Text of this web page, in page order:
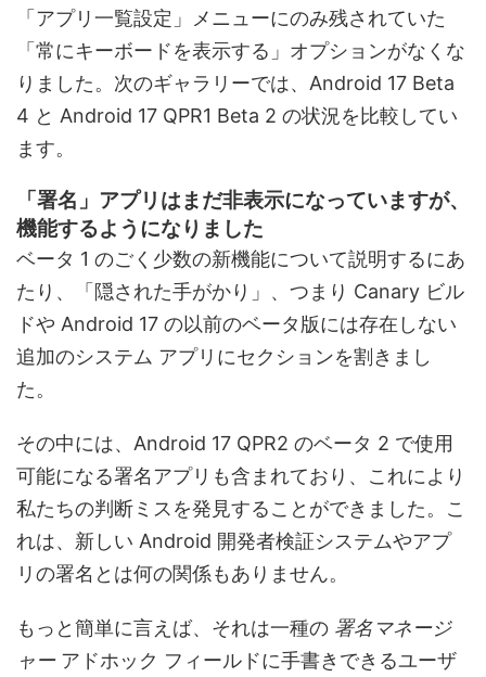
「アプリ一覧設定」メニューにのみ残されていた
「常にキーボードを表示する」オプションがなくな
りました。次のギャラリーでは、Android 17 Beta
4 と Android 17 QPR1 Beta 2 の状況を比較してい
ます。
「署名」アプリはまだ非表示になっていますが、
機能するようになりました
ベータ 1 のごく少数の新機能について説明するにあ
たり、「隠された手がかり」、つまり Canary ビル
ドや Android 17 の以前のベータ版には存在しない
追加のシステム アプリにセクションを割きまし
た。
その中には、Android 17 QPR2 のベータ 2 で使用
可能になる署名アプリも含まれており、これにより
私たちの判断ミスを発見することができました。こ
れは、新しい Android 開発者検証システムやアプ
リの署名とは何の関係もありません。
もっと簡単に言えば、それは一種の 署名マネージ
ャー アドホック フィールドに手書きできるユーザ